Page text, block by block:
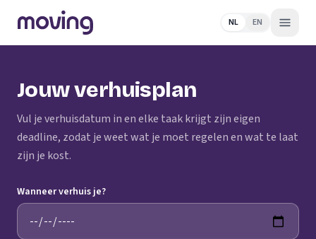
NL EN
Jouw verhuisplan
Vul je verhuisdatum in en elke taak krijgt zijn eigen
deadline, zodat je weet wat je moet regelen en wat te laat
zijn je kost.
Wanneer verhuis je?